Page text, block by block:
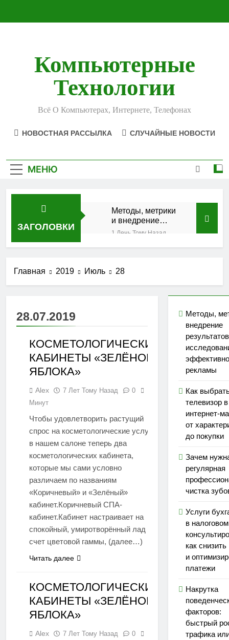
Компьютерные
Технологии
Всё О Компьютерах, Интернете, Телефонах
НОВОСТНАЯ РАССЫЛКА СЛУЧАЙНЫЕ НОВОСТИ
МЕНЮ
ЗАГОЛОВКИ
Методы, метрики
и внедрение
результатов
эффективности
1 День Тому Назад
магазине: от
характеристик до
2 Дня Тому Назад
регулярная
профессиональная
Услуги бухгалтера
как снизить риски
и оптимизировать
платежи
поведенческих
быстрый рост
1 Месяц Тому
Обеспечение
сельскохозяйственных
предприятий в
приграничных
регионах
1 Месяц Тому Назад
Главная 2019 Июль 28
28.07.2019
СТАТЬИ
КОСМЕТОЛОГИЧЕСКИЕ
КАБИНЕТЫ «ЗЕЛЁНОГО
ЯБЛОКА»
Alex 7 Лет Тому Назад 0
Минут
Чтобы удовлетворить растущий
спрос на косметологические услуги
в нашем салоне теперь два
косметологических кабинета,
которые мы сами условно
различаем по названиям
«Коричневый» и «Зелёный»
кабинет.Коричневый СПА-
кабинет.Кабинет настраивает на
спокойный, умиротворённый лад за
счет цветовой гаммы, (далее…)
Читать далее
СТАТЬИ
КОСМЕТОЛОГИЧЕСКИЕ
КАБИНЕТЫ «ЗЕЛЁНОГО
ЯБЛОКА»
Alex 7 Лет Тому Назад 0
Методы,
внедрение
результатов
рекламы
Как
телевизор в
интернет-
от
до покупки
Зачем
регулярная
чистка
Услуги
в налоговом
как снизить
и
платежи
Накрутка
факторов:
быстрый
трафика